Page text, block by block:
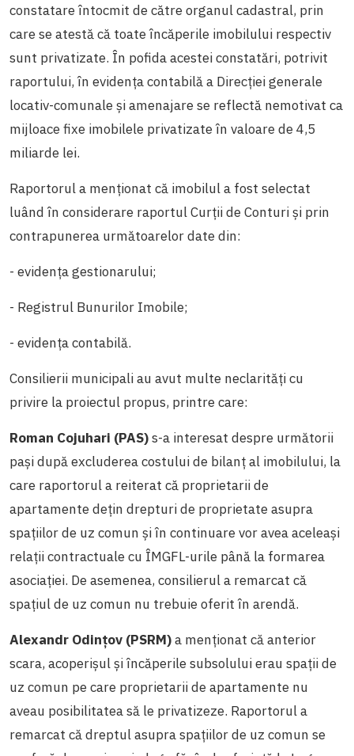
constatare întocmit de către organul cadastral, prin
care se atestă că toate încăperile imobilului respectiv
sunt privatizate. În pofida acestei constatări, potrivit
raportului, în evidența contabilă a Direcției generale
locativ-comunale și amenajare se reflectă nemotivat ca
mijloace fixe imobilele privatizate în valoare de 4,5
miliarde lei.
Raportorul a menționat că imobilul a fost selectat
luând în considerare raportul Curții de Conturi și prin
contrapunerea următoarelor date din:
- evidența gestionarului;
- Registrul Bunurilor Imobile;
- evidența contabilă.
Consilierii municipali au avut multe neclarități cu
privire la proiectul propus, printre care:
Roman Cojuhari (PAS)s-a interesat despre următorii
pași după excludereacostului de bilanț al imobilului, la
care raportorul a reiterat că proprietarii de
apartamente dețin drepturi de proprietate asupra
spațiilor de uz comun și în continuare vor avea aceleași
relații contractuale cu ÎMGFL-urile până la formarea
asociației. De asemenea, consilierul a remarcat că
spațiul de uz comun nu trebuie oferit în arendă.
Alexandr Odințov (PSRM)a menționat că anterior
scara, acoperișul și încăperile subsolului erau spații de
uz comun pe care proprietarii de apartamente nu
aveau posibilitatea să le privatizeze. Raportorul a
remarcat că dreptul asupra spațiilor de uz comun se